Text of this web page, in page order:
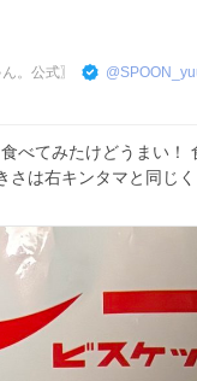
。公式〗 @
食べてみたけどうまい！
さは右キンタマと同じ